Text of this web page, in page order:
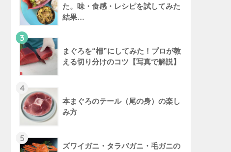
た。味・食感・レシピを試してみた
結果…
3
まぐろを“柵”にしてみた！プロが教
える切り分けのコツ【写真で解説】
4
本まぐろのテール（尾の身）の楽し
み方
5
ズワイガニ・タラバガニ・毛ガニの